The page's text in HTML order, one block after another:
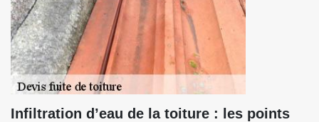
Infiltration d’eau de la toiture : les points